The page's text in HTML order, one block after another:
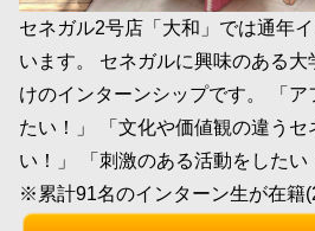
セネガル2号店「大和」では通年
います。 セネガルに興味のある大
けのインターンシップです。 「ア
たい！」 「文化や価値観の違うセ
い！」 「刺激のある活動をしたい
※累計91名のインターン生が在籍